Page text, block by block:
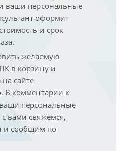
ваши персональные
оформит
и срок
желаемую
в корзину и
сайте
В комментарии к
ваши персональные
вами свяжемся,
и сообщим по